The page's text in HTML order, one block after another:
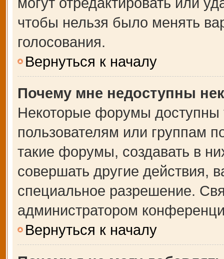
чтобы нельзя было менять
голосования.
Вернуться к началу
Почему мне недоступны
Некоторые форумы доступны
пользователям или группам
такие форумы, создавать в
совершать другие действия,
специальное разрешение.
администратором
Вернуться к началу